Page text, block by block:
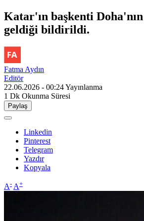
Katar'ın başkenti
geldiği bildirildi.
Fatma Aydın
Editör
22.06.2026 - 00:24Yayınlanma
1 Dk Okunma Süresi
Paylaş
Linkedin
Pinterest
Telegram
Yazdır
Kopyala
A- A+